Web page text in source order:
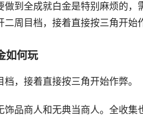
做到全成就白金是特别麻烦的
周目档，接着直接按三角开始
如何玩
，接着直接按三角开始作弊。
品商人和无典当商人。全收集